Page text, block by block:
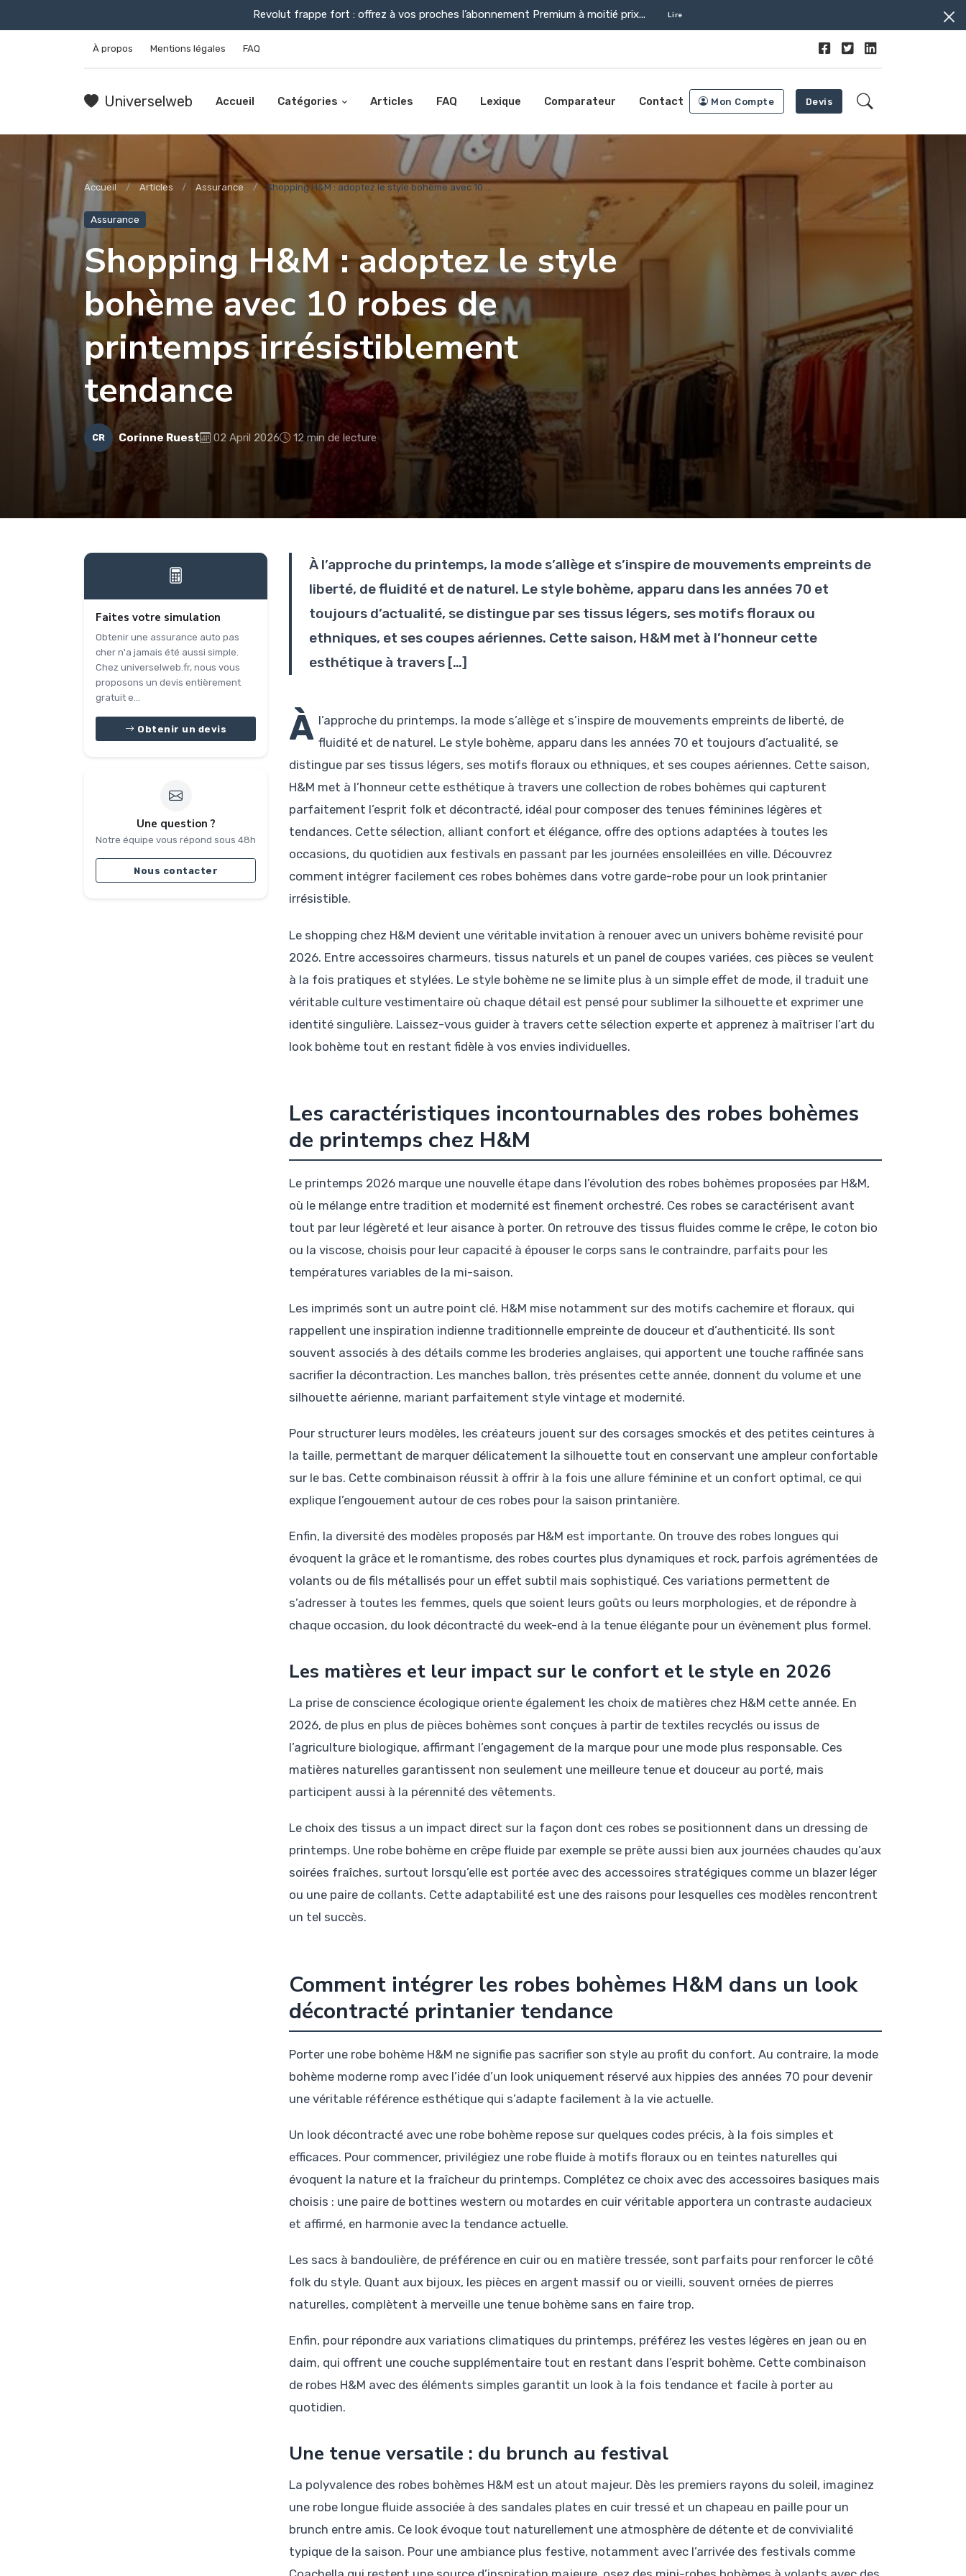
Revolut frappe fort : offrez à vos proches l’abonnement Premium à moitié prix... Lire
À propos Mentions légales FAQ
Universelweb Accueil Catégories Articles FAQ Lexique Comparateur Contact Mon Compte Devis
Accueil Articles Assurance Shopping H&M : adoptez le style bohème avec 10 ...
Assurance
Shopping H&M : adoptez le style
bohème avec 10 robes de
printemps irrésistiblement
tendance
CR Corinne Ruest 02 April 2026 12 min de lecture
Faites votre simulation
Obtenir une assurance auto pas
cher n'a jamais été aussi simple.
Chez universelweb.fr, nous vous
proposons un devis entièrement
gratuit e...
Obtenir un devis
Une question ?
Notre équipe vous répond sous 48h
Nous contacter
À l’approche du printemps, la mode s’allège et s’inspire de mouvements empreints de
liberté, de fluidité et de naturel. Le style bohème, apparu dans les années 70 et
toujours d’actualité, se distingue par ses tissus légers, ses motifs floraux ou
ethniques, et ses coupes aériennes. Cette saison, H&M met à l’honneur cette
esthétique à travers […]
À l’approche du printemps, la mode s’allège et s’inspire de mouvements empreints de liberté, de
fluidité et de naturel. Le style bohème, apparu dans les années 70 et toujours d’actualité, se
distingue par ses tissus légers, ses motifs floraux ou ethniques, et ses coupes aériennes. Cette saison,
H&M met à l’honneur cette esthétique à travers une collection de robes bohèmes qui capturent
parfaitement l’esprit folk et décontracté, idéal pour composer des tenues féminines légères et
tendances. Cette sélection, alliant confort et élégance, offre des options adaptées à toutes les
occasions, du quotidien aux festivals en passant par les journées ensoleillées en ville. Découvrez
comment intégrer facilement ces robes bohèmes dans votre garde-robe pour un look printanier
irrésistible.
Le shopping chez H&M devient une véritable invitation à renouer avec un univers bohème revisité pour
2026. Entre accessoires charmeurs, tissus naturels et un panel de coupes variées, ces pièces se veulent
à la fois pratiques et stylées. Le style bohème ne se limite plus à un simple effet de mode, il traduit une
véritable culture vestimentaire où chaque détail est pensé pour sublimer la silhouette et exprimer une
identité singulière. Laissez-vous guider à travers cette sélection experte et apprenez à maîtriser l’art du
look bohème tout en restant fidèle à vos envies individuelles.
Les caractéristiques incontournables des robes bohèmes
de printemps chez H&M
Le printemps 2026 marque une nouvelle étape dans l’évolution des robes bohèmes proposées par H&M,
où le mélange entre tradition et modernité est finement orchestré. Ces robes se caractérisent avant
tout par leur légèreté et leur aisance à porter. On retrouve des tissus fluides comme le crêpe, le coton bio
ou la viscose, choisis pour leur capacité à épouser le corps sans le contraindre, parfaits pour les
températures variables de la mi-saison.
Les imprimés sont un autre point clé. H&M mise notamment sur des motifs cachemire et floraux, qui
rappellent une inspiration indienne traditionnelle empreinte de douceur et d’authenticité. Ils sont
souvent associés à des détails comme les broderies anglaises, qui apportent une touche raffinée sans
sacrifier la décontraction. Les manches ballon, très présentes cette année, donnent du volume et une
silhouette aérienne, mariant parfaitement style vintage et modernité.
Pour structurer leurs modèles, les créateurs jouent sur des corsages smockés et des petites ceintures à
la taille, permettant de marquer délicatement la silhouette tout en conservant une ampleur confortable
sur le bas. Cette combinaison réussit à offrir à la fois une allure féminine et un confort optimal, ce qui
explique l’engouement autour de ces robes pour la saison printanière.
Enfin, la diversité des modèles proposés par H&M est importante. On trouve des robes longues qui
évoquent la grâce et le romantisme, des robes courtes plus dynamiques et rock, parfois agrémentées de
volants ou de fils métallisés pour un effet subtil mais sophistiqué. Ces variations permettent de
s’adresser à toutes les femmes, quels que soient leurs goûts ou leurs morphologies, et de répondre à
chaque occasion, du look décontracté du week-end à la tenue élégante pour un évènement plus formel.
Les matières et leur impact sur le confort et le style en 2026
La prise de conscience écologique oriente également les choix de matières chez H&M cette année. En
2026, de plus en plus de pièces bohèmes sont conçues à partir de textiles recyclés ou issus de
l’agriculture biologique, affirmant l’engagement de la marque pour une mode plus responsable. Ces
matières naturelles garantissent non seulement une meilleure tenue et douceur au porté, mais
participent aussi à la pérennité des vêtements.
Le choix des tissus a un impact direct sur la façon dont ces robes se positionnent dans un dressing de
printemps. Une robe bohème en crêpe fluide par exemple se prête aussi bien aux journées chaudes qu’aux
soirées fraîches, surtout lorsqu’elle est portée avec des accessoires stratégiques comme un blazer léger
ou une paire de collants. Cette adaptabilité est une des raisons pour lesquelles ces modèles rencontrent
un tel succès.
Comment intégrer les robes bohèmes H&M dans un look
décontracté printanier tendance
Porter une robe bohème H&M ne signifie pas sacrifier son style au profit du confort. Au contraire, la mode
bohème moderne romp avec l’idée d’un look uniquement réservé aux hippies des années 70 pour devenir
une véritable référence esthétique qui s’adapte facilement à la vie actuelle.
Un look décontracté avec une robe bohème repose sur quelques codes précis, à la fois simples et
efficaces. Pour commencer, privilégiez une robe fluide à motifs floraux ou en teintes naturelles qui
évoquent la nature et la fraîcheur du printemps. Complétez ce choix avec des accessoires basiques mais
choisis : une paire de bottines western ou motardes en cuir véritable apportera un contraste audacieux
et affirmé, en harmonie avec la tendance actuelle.
Les sacs à bandoulière, de préférence en cuir ou en matière tressée, sont parfaits pour renforcer le côté
folk du style. Quant aux bijoux, les pièces en argent massif ou or vieilli, souvent ornées de pierres
naturelles, complètent à merveille une tenue bohème sans en faire trop.
Enfin, pour répondre aux variations climatiques du printemps, préférez les vestes légères en jean ou en
daim, qui offrent une couche supplémentaire tout en restant dans l’esprit bohème. Cette combinaison
de robes H&M avec des éléments simples garantit un look à la fois tendance et facile à porter au
quotidien.
Une tenue versatile : du brunch au festival
La polyvalence des robes bohèmes H&M est un atout majeur. Dès les premiers rayons du soleil, imaginez
une robe longue fluide associée à des sandales plates en cuir tressé et un chapeau en paille pour un
brunch entre amis. Ce look évoque tout naturellement une atmosphère de détente et de convivialité
typique de la saison. Pour une ambiance plus festive, notamment avec l’arrivée des festivals comme